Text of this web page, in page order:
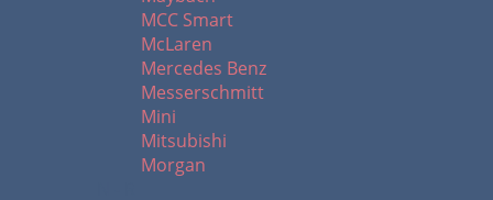
MCC Smart
McLaren
Mercedes Benz
Messerschmitt
Mini
Mitsubishi
Morgan